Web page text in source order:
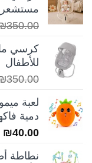
مستشعر
350.00
للأطفال
350.00
لعبة
دمية
₪40.00